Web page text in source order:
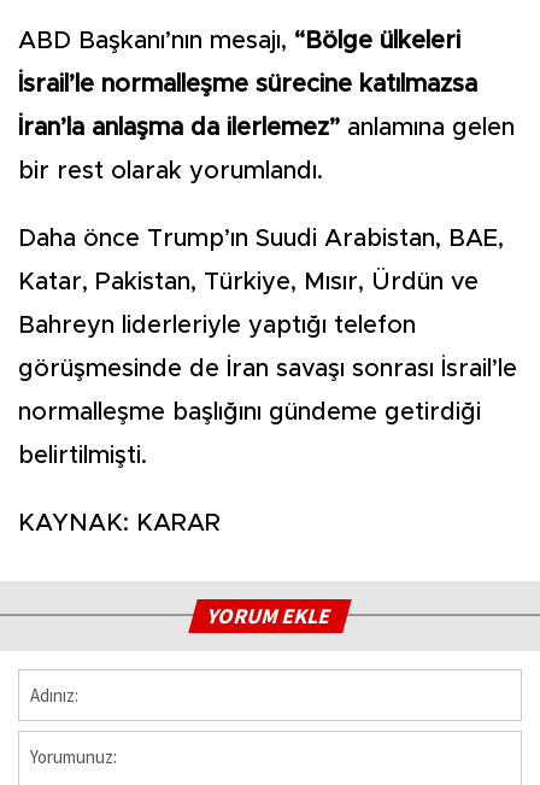
ABD Başkanı’nın mesajı, “Bölge ülkeleri
İsrail’le normalleşme sürecine katılmazsa
İran’la anlaşma da ilerlemez” anlamına gelen
bir rest olarak yorumlandı.
Daha önce Trump’ın Suudi Arabistan, BAE,
Katar, Pakistan, Türkiye, Mısır, Ürdün ve
Bahreyn liderleriyle yaptığı telefon
görüşmesinde de İran savaşı sonrası İsrail’le
normalleşme başlığını gündeme getirdiği
belirtilmişti.
KAYNAK: KARAR
YORUM EKLE